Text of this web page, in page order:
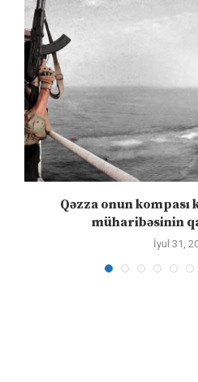
Qəzza onun kompası
müharibəsinin
İyul 31,